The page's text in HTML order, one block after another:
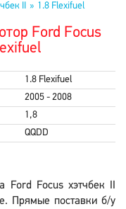
II 1.8 Flexifuel
Ford Focus
1.8 Flexifuel
2005 - 2008
1,8
QQDD
Ford Focus хэтчбек II
Прямые поставки б/у